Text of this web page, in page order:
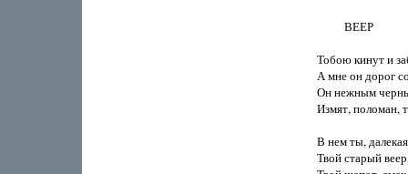
          ВЕЕР
Тобою кинут и
А мне он дорог
Он нежным
Измят, поломан,
В нем ты,
Твой старый